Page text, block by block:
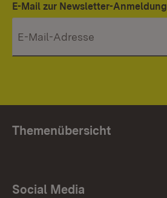
E-Mail zur Newsletter-Anmeldung
Themenübersicht
Social Media